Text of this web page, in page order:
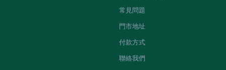
常見問題
門市地址
付款方式
聯絡我們